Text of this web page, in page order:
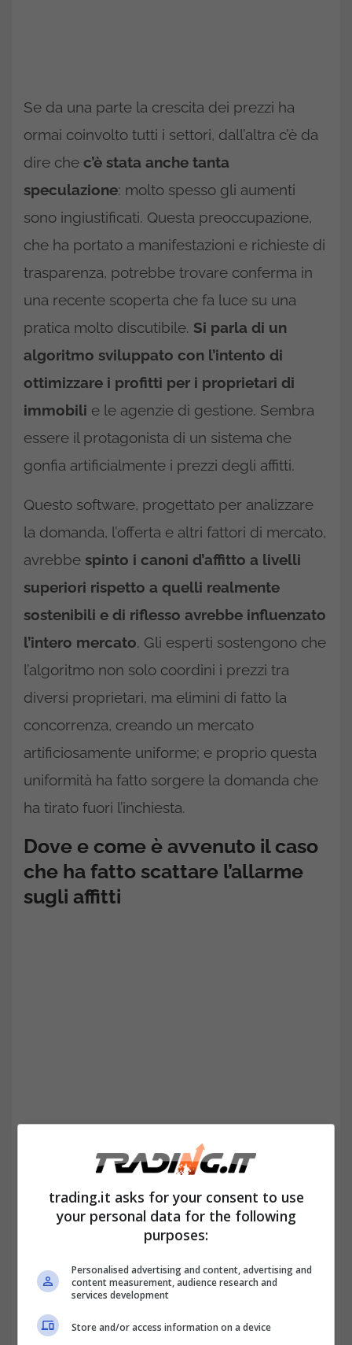
Se da una parte la crescita dei prezzi ha
ormai coinvolto tutti i settori, dall’altra c’è da
dire che c’è stata anche tanta
speculazione: molto spesso gli aumenti
sono ingiustificati. Questa preoccupazione,
che ha portato a manifestazioni e richieste di
trasparenza, potrebbe trovare conferma in
una recente scoperta che fa luce su una
pratica molto discutibile. Si parla di un
algoritmo sviluppato con l’intento di
ottimizzare i profitti per i proprietari di
immobili e le agenzie di gestione. Sembra
essere il protagonista di un sistema che
gonfia artificialmente i prezzi degli affitti.
Questo software, progettato per analizzare
la domanda, l’offerta e altri fattori di mercato,
avrebbe spinto i canoni d’affitto a livelli
superiori rispetto a quelli realmente
sostenibili e di riflesso avrebbe influenzato
l’intero mercato. Gli esperti sostengono che
l’algoritmo non solo coordini i prezzi tra
diversi proprietari, ma elimini di fatto la
concorrenza, creando un mercato
artificiosamente uniforme; e proprio questa
uniformità ha fatto sorgere la domanda che
ha tirato fuori l’inchiesta.
Dove e come è avvenuto il caso
che ha fatto scattare l’allarme
sugli affitti
proprio dagli Stati Uniti, dove le autorità
hanno avviato un’inchiesta sulle pratiche di
alcuni gruppi immobiliari nelle città di
Mobile e Birmingham, in Alabama.
Secondo i documenti presentati, gli affittuari
potrebbero aver pagato oltre il dovuto
proprio a causa di un algoritmo sviluppato
trading.it asks for your consent to use
your personal data for the following
purposes:
Personalised advertising and content, advertising and
content measurement, audience research and
services development
Store and/or access information on a device